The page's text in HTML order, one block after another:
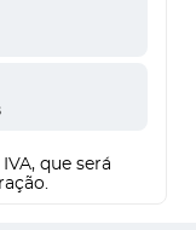
que será